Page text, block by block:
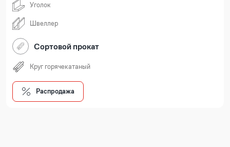
Уголок
Швеллер
Сортовой прокат
Круг горячекатаный
Распродажа